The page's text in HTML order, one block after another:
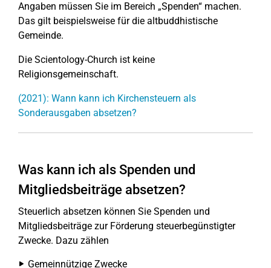
Angaben müssen Sie im Bereich „Spenden“ machen.
Das gilt beispielsweise für die altbuddhistische
Gemeinde.
Die Scientology-Church ist keine
Religionsgemeinschaft.
(2021): Wann kann ich Kirchensteuern als
Sonderausgaben absetzen?
Was kann ich als Spenden und
Mitgliedsbeiträge absetzen?
Steuerlich absetzen können Sie Spenden und
Mitgliedsbeiträge zur Förderung steuerbegünstigter
Zwecke. Dazu zählen
Gemeinnützige Zwecke